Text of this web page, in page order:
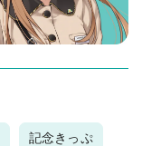
記念きっぷ